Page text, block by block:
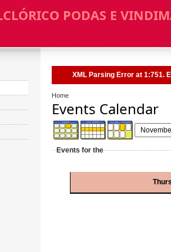
PODAS E
XML Parsing Error at 1:751.
Home
Events Calendar
Events for the